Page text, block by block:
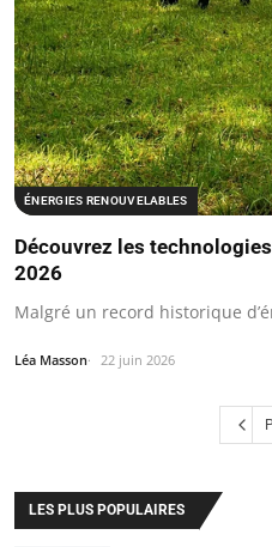
ÉNERGIES RENOUVELABLES
Découvrez les
2026
Malgré un record historique
Léa Masson 22 juin 2026
LES PLUS POPULAIRES